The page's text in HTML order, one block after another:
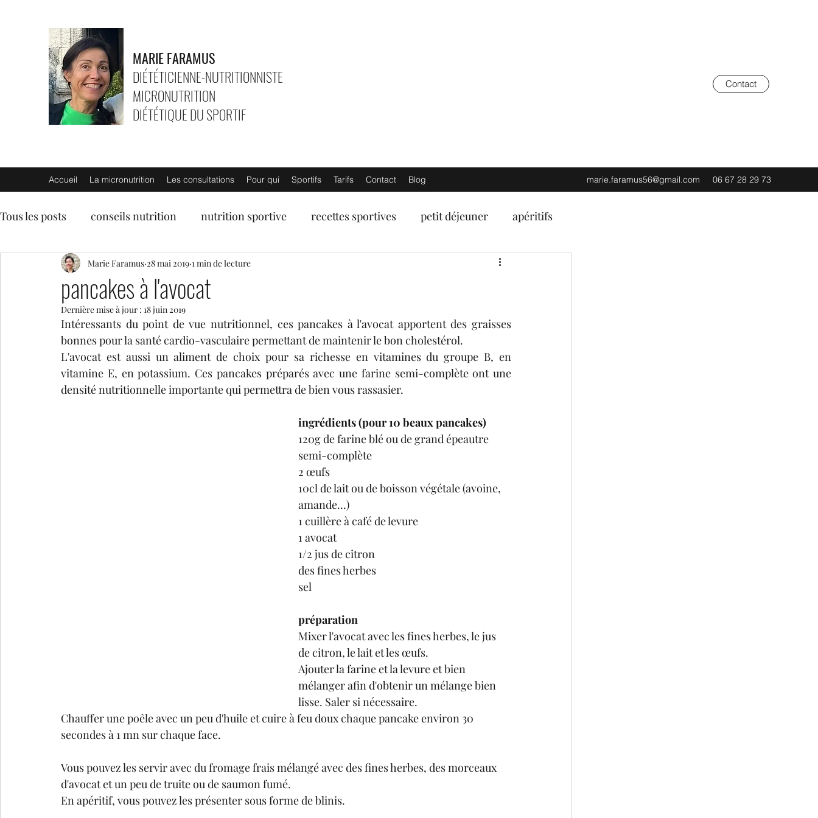
MARIE FARAMUS
DIÉTÉTICIENNE-NUTRITIONNISTE
MICRONUTRITION
DIÉTÉTIQUE DU SPORTIF
Contact
Accueil La micronutrition Les consultations Pour qui Sportifs Tarifs Contact Blog marie.faramus56@gmail.com 06 67 28 29 73
Tous les posts conseils nutrition nutrition sportive recettes sportives petit déjeuner apéritifs
soupes plats végétariens légumes viandes
tartes salées collations sucrées
pancakes à l'avocat
Marie Faramus 28 mai 2019 1 min de lecture
Dernière mise à jour : 18 juin 2019
Intéressants du point de vue nutritionnel, ces pancakes à l'avocat apportent des graisses
bonnes pour la santé cardio-vasculaire permettant de maintenir le bon cholestérol.
L'avocat est aussi un aliment de choix pour sa richesse en vitamines du groupe B, en
vitamine E, en potassium. Ces pancakes préparés avec une farine semi-complète ont une
densité nutritionnelle importante qui permettra de bien vous rassasier.
ingrédients (pour 10 beaux pancakes)
120g de farine blé ou de grand épeautre
semi-complète
2 œufs
10cl de lait ou de boisson végétale (avoine,
amande...)
1 cuillère à café de levure
1 avocat
1/2 jus de citron
des fines herbes
sel
préparation
Mixer l'avocat avec les fines herbes, le jus
de citron, le lait et les œufs.
Ajouter la farine et la levure et bien
mélanger afin d'obtenir un mélange bien
lisse. Saler si nécessaire.
Chauffer une poêle avec un peu d'huile et cuire à feu doux chaque pancake environ 30
secondes à 1 mn sur chaque face.
Vous pouvez les servir avec du fromage frais mélangé avec des fines herbes, des morceaux
d'avocat et un peu de truite ou de saumon fumé.
En apéritif, vous pouvez les présenter sous forme de blinis.